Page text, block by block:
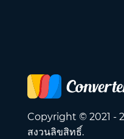
Copyright © 2021 -
สงวนลิขสิทธิ์.